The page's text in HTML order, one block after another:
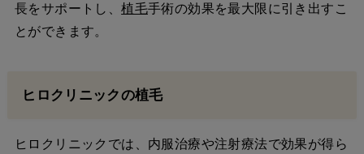
長をサポートし、植毛手術の効果を最大限に引き出すこ
とができます。
ヒロクリニックの植毛
ヒロクリニックでは、内服治療や注射療法で効果が得ら